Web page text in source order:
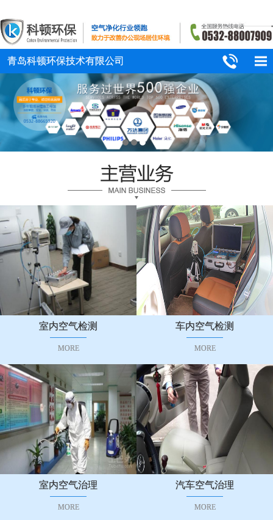
青岛科顿环保技术有限公司
室内空气检测
MORE
车内空气检测
MORE
室内空气治理
MORE
汽车空气治理
MORE